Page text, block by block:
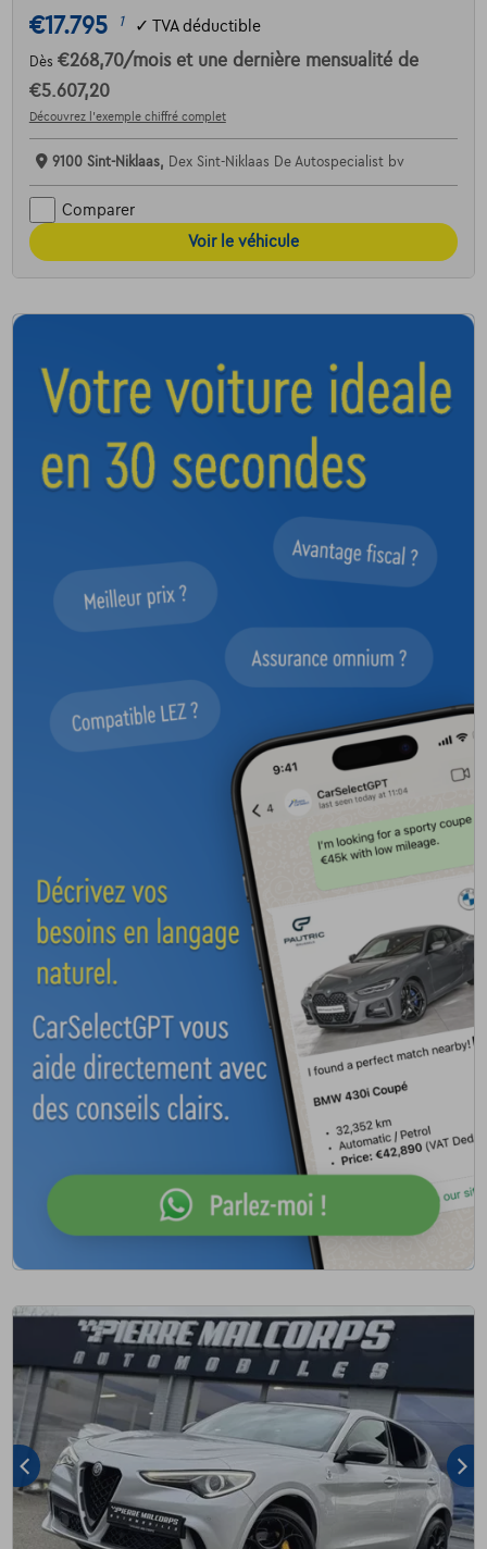
€17.795 1 ✓ TVA déductible
Dès €268,70/mois et une dernière mensualité de
€5.607,20
Découvrez l’exemple chiffré complet
9100 Sint-Niklaas, Dex Sint-Niklaas De Autospecialist bv
Comparer
Voir le véhicule